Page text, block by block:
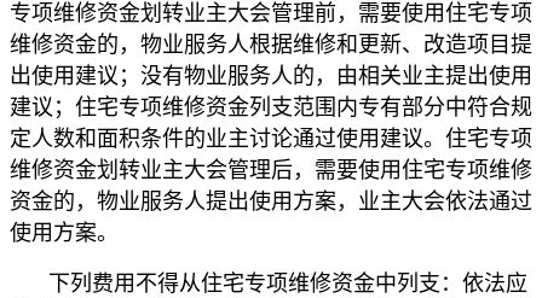
专项维修资金划转业主大会管理前，需要使用住宅专项
维修资金的，物业服务人根据维修和更新、改造项目提
出使用建议；没有物业服务人的，由相关业主提出使用
建议；住宅专项维修资金列支范围内专有部分中符合规
定人数和面积条件的业主讨论通过使用建议。住宅专项
维修资金划转业主大会管理后，需要使用住宅专项维修
资金的，物业服务人提出使用方案，业主大会依法通过
使用方案。
下列费用不得从住宅专项维修资金中列支：依法应